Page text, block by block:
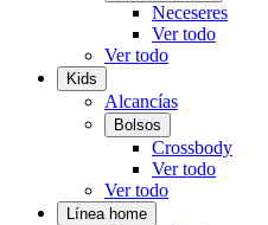
Neceseres
Ver todo
Ver todo
Kids
Alcancías
Bolsos
Crossbody
Ver todo
Ver todo
Línea home